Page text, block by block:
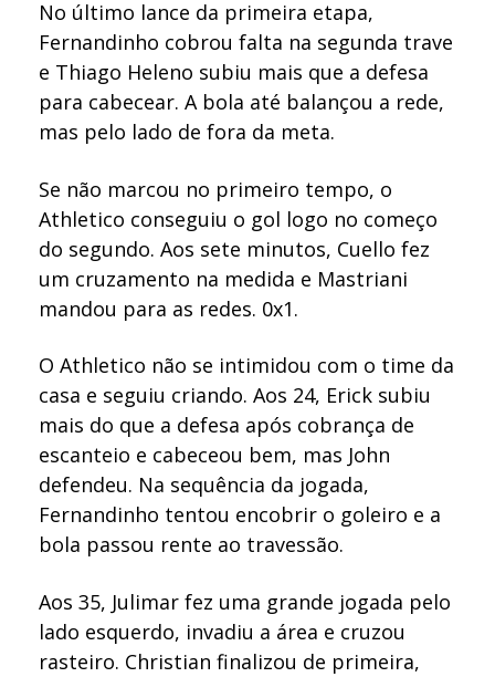
No último lance da primeira etapa,
Fernandinho cobrou falta na segunda trave
e Thiago Heleno subiu mais que a defesa
para cabecear. A bola até balançou a rede,
mas pelo lado de fora da meta.
Se não marcou no primeiro tempo, o
Athletico conseguiu o gol logo no começo
do segundo. Aos sete minutos, Cuello fez
um cruzamento na medida e Mastriani
mandou para as redes. 0x1.
O Athletico não se intimidou com o time da
casa e seguiu criando. Aos 24, Erick subiu
mais do que a defesa após cobrança de
escanteio e cabeceou bem, mas John
defendeu. Na sequência da jogada,
Fernandinho tentou encobrir o goleiro e a
bola passou rente ao travessão.
Aos 35, Julimar fez uma grande jogada pelo
lado esquerdo, invadiu a área e cruzou
rasteiro. Christian finalizou de primeira,